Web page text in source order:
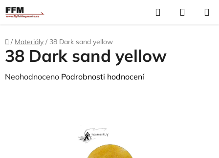
Přejít
na
obsah
Hledat
Domů
/ Materiály / 38 Dark sand yellow
38 Dark sand yellow
Průměrné
Neohodnoceno Podrobnosti hodnocení